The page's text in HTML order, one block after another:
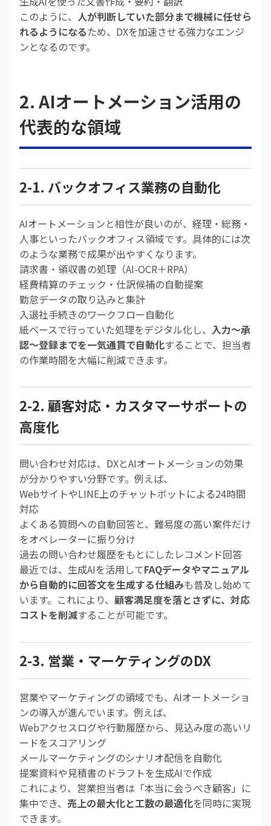
このように、 人が判断していた部分まで機械に任せら
れるようになるため、DXを加速させる強力なエンジ
ンとなるのです。
2. AIオートメーション活用の
代表的な領域
2-1. バックオフィス業務の自動化
AIオートメーションと相性が良いのが、経理・総務・
人事といったバックオフィス領域です。具体的には次
のような業務で成果が出やすくなります。
請求書・領収書の処理（AI-OCR＋RPA）
経費精算のチェック・仕訳候補の自動提案
勤怠データの取り込みと集計
入退社手続きのワークフロー自動化
紙ベースで行っていた処理をデジタル化し、 入力〜承
認〜登録までを一気通貫で自動化することで、担当者
の作業時間を大幅に削減できます。
2-2. 顧客対応・カスタマーサポートの
高度化
問い合わせ対応は、DXとAIオートメーションの効果
が分かりやすい分野です。例えば、
WebサイトやLINE上のチャットボットによる24時間
対応
よくある質問への自動回答と、難易度の高い案件だけ
をオペレーターに振り分け
過去の問い合わせ履歴をもとにしたレコメンド回答
最近では、生成AIを活用してFAQデータやマニュアル
から自動的に回答文を生成する仕組みも普及し始めて
います。これにより、 顧客満足度を落とさずに、対応
コストを削減することが可能です。
2-3. 営業・マーケティングのDX
営業やマーケティングの領域でも、AIオートメーショ
ンの導入が進んでいます。例えば、
Webアクセスログや行動履歴から、見込み度の高いリ
ードをスコアリング
メールマーケティングのシナリオ配信を自動化
提案資料や見積書のドラフトを生成AIで作成
これにより、営業担当者は「本当に会うべき顧客」に
集中でき、 売上の最大化と工数の最適化を同時に実現
できます。